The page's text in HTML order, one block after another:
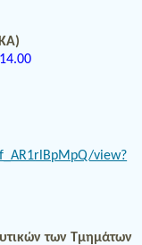
view?
των Τμημάτων